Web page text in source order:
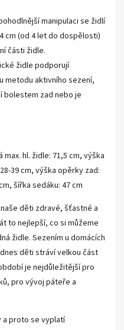
manipulaci se židlí
cm (od 4 let do dospělosti)
části židle.
židle podporují
metodu aktivního sezení,
bolestem zad nebo je
hl. židle: 71,5 cm, výška
39 cm, výška opěrky zad:
šířka sedáku: 47 cm
děti zdravé, šťastné a
to nejlepší, co si můžeme
židle. Sezením u domácích
děti stráví velkou část
je nejdůležitější pro
pro vývoj páteře a
a proto se vyplatí